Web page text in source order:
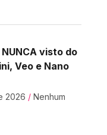
visto do
Veo e Nano
2026 Nenhum